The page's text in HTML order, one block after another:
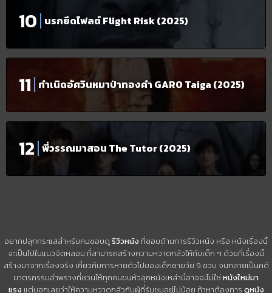
นรกยึดไฟลต์ Flight Risk (2025)
กำเนิดอัศวินหมาป่าทองคำ GARO Taiga (2025)
พี่วรรณมาสอน The Tutor (2025)
อยากปลุกกระแสสำหรับคนชอบดูรีวิวหนัง ที่ชอบด้านการรีวิวหนัง หรือ หนังเรื่องนี้
จะเป็นไปในแนวจิตหลอน ที่สามารถสร้างความหวาดกลัวให้กับเด็ก ๆ ด้วยที่เรื่องนี้
สร้างมาจากเรื่องจริง เกี่ยวกับการหายตัวไปของเด็กชายวัย 9 ขวบ จนกลายเป็นคดี
ฆาตรกรรมอำพรางที่ชวนให้ทุกคนขนหัวลุกหนังเหล่านี้อาจจะไม่ใช่ หนังใหม่มา
แรง แต่บอกเลยว่าให้ความหวาดกลัวกับผู้ที่รับชมอยู่ไม่น้อย ถ้าหาต้องการ ดูหนัง